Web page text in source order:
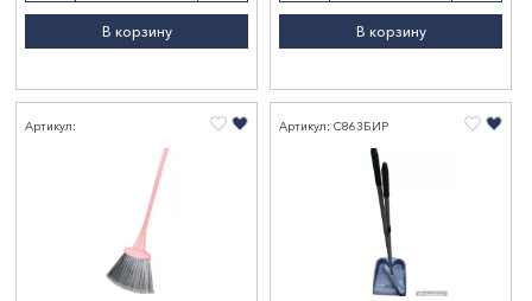
В корзину В корзину
Артикул: Артикул: С863БИР